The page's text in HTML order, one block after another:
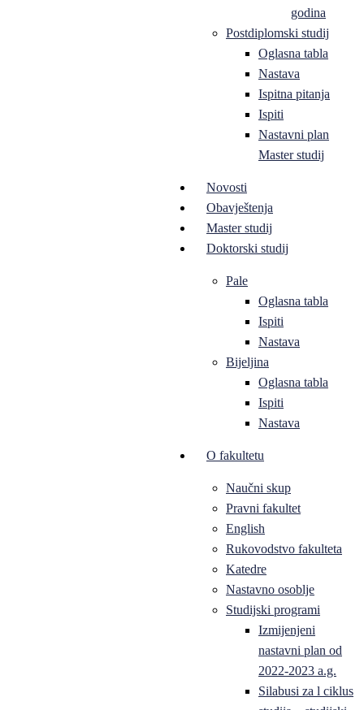
godina
Postdiplomski studij
Oglasna tabla
Nastava
Ispitna pitanja
Ispiti
Nastavni plan
Master studij
Novosti
Obavještenja
Master studij
Doktorski studij
Pale
Oglasna tabla
Ispiti
Nastava
Bijeljina
Oglasna tabla
Ispiti
Nastava
O fakultetu
Naučni skup
Pravni fakultet
English
Rukovodstvo fakulteta
Katedre
Nastavno osoblje
Studijski programi
Izmijenjeni
nastavni plan od
2022-2023 a.g.
Silabusi za l ciklus